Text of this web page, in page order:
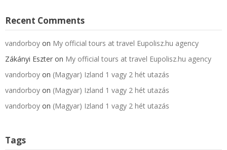
Recent Comments
vandorboy on My official tours at travel Eupolisz.hu agency
Zákányi Eszter on My official tours at travel Eupolisz.hu agency
vandorboy on (Magyar) Izland 1 vagy 2 hét utazás
vandorboy on (Magyar) Izland 1 vagy 2 hét utazás
vandorboy on (Magyar) Izland 1 vagy 2 hét utazás
Tags